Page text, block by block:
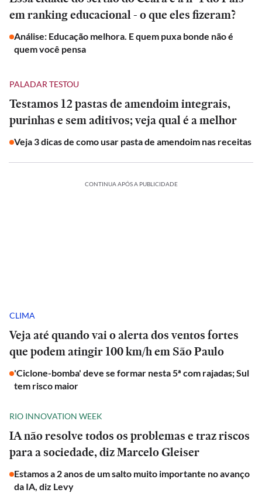
em ranking educacional - o que eles fizeram?
Análise: Educação melhora. E quem puxa bonde não é
quem você pensa
PALADAR TESTOU
Testamos 12 pastas de amendoim integrais,
purinhas e sem aditivos; veja qual é a melhor
Veja 3 dicas de como usar pasta de amendoim nas receitas
CONTINUA APÓS A PUBLICIDADE
CLIMA
Veja até quando vai o alerta dos ventos fortes
que podem atingir 100 km/h em São Paulo
'Ciclone-bomba' deve se formar nesta 5ª com rajadas; Sul
tem risco maior
RIO INNOVATION WEEK
IA não resolve todos os problemas e traz riscos
para a sociedade, diz Marcelo Gleiser
Estamos a 2 anos de um salto muito importante no avanço
da IA, diz Levy